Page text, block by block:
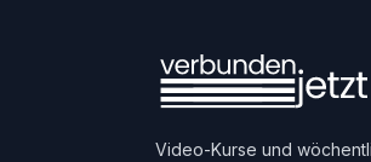
Video-Kurse und